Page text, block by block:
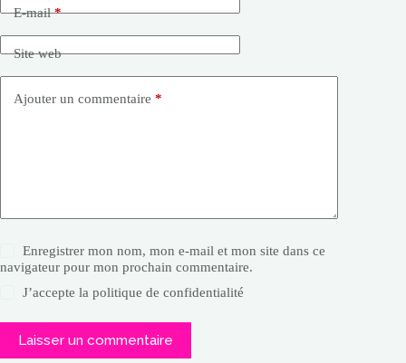
E-mail*
Site web
Ajouter un commentaire *
Enregistrer mon nom, mon e-mail et mon site dans ce
navigateur pour mon prochain commentaire.
J’accepte lapolitique de confidentialité
Laisser un commentaire